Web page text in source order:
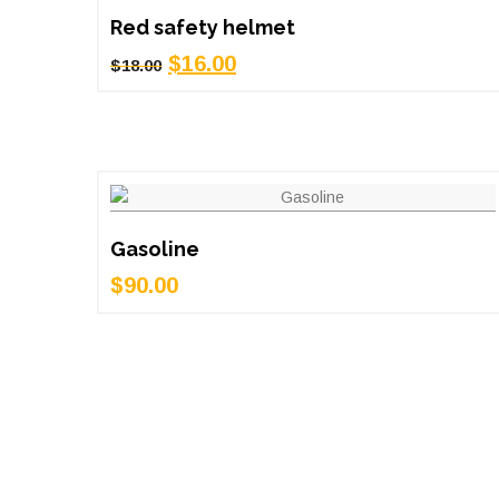
Red safety helmet
$18.00 Le
$16.00Le
Gasoline
$90.00